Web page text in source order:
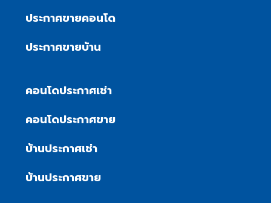
ประกาศขายคอนโด
ประกาศขายบ้าน
คอนโดประกาศเช่า
คอนโดประกาศขาย
บ้านประกาศเช่า
บ้านประกาศขาย